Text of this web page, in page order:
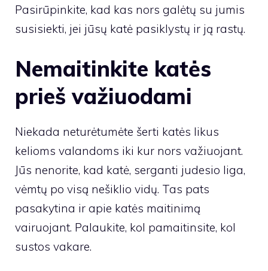
Pasirūpinkite, kad kas nors galėtų su jumis
susisiekti, jei jūsų katė pasiklystų ir ją rastų.
Nemaitinkite katės
prieš važiuodami
Niekada neturėtumėte šerti katės likus
kelioms valandoms iki kur nors važiuojant.
Jūs nenorite, kad katė, serganti judesio liga,
vėmtų po visą nešiklio vidų. Tas pats
pasakytina ir apie katės maitinimą
vairuojant. Palaukite, kol pamaitinsite, kol
sustos vakare.